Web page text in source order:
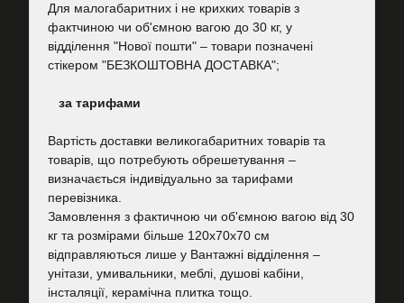
Для малогабаритних і не крихких товарів з
фактчиною чи об'ємною вагою до 30 кг, у
відділення "Нової пошти" – товари позначені
стікером "БЕЗКОШТОВНА ДОСТАВКА";
за тарифами
Вартість доставки великогабаритних товарів та
товарів, що потребують обрешетування –
визначається індивідуально за тарифами
перевізника.
Замовлення з фактичною чи об'ємною вагою від 30
кг та розмірами більше 120х70х70 см
відправляються лише у Вантажні відділення –
унітази, умивальники, меблі, душові кабіни,
інсталяції, керамічна плитка тощо.